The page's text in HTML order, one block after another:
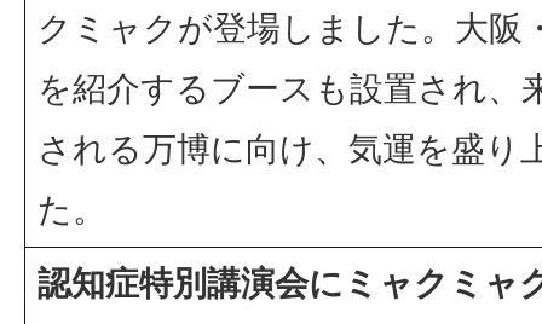
クミャクが登場しました。大阪
を紹介するブースも設置され、
される万博に向け、気運を盛り
た。
認知症特別講演会にミャクミャ